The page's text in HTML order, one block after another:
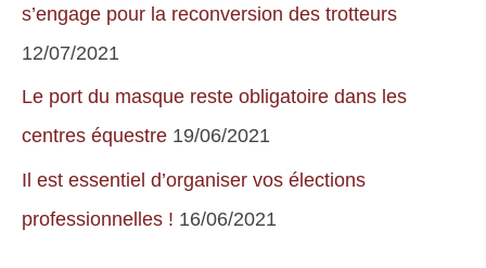
s’engage pour la reconversion des trotteurs
12/07/2021
Le port du masque reste obligatoire dans les
centres équestre 19/06/2021
Il est essentiel d’organiser vos élections
professionnelles ! 16/06/2021